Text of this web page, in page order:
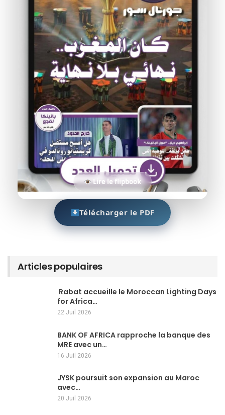
Lire le flipbook
Télécharger le PDF
Articles populaires
Rabat accueille le Moroccan Lighting Days
for Africa…
22 Juil 2026
BANK OF AFRICA rapproche la banque des
MRE avec un…
16 Juil 2026
JYSK poursuit son expansion au Maroc
avec…
20 Juil 2026